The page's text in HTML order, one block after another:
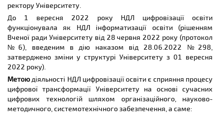
Research Lab functioned as the IT in Education Lab (by the
decision of the Academic Council of the University dated
June 28, 2022 (protocol No. 6), implemented by Order No.
298 dated June 28, 2022, changes in the structure of the
University were approved from September 1, 2022).
The aimof Digitization of Education Research Lab activities
is to facilitate the process of digital transformation of the
University on the basis of modern digital technologies
through organizational, scientific, methodological and
system support:
ректору Університету.
До 1 вересня 2022 року НДЛ цифровізації освіти
функціонувала як НДЛ інформатизації освіти (рішенням
Вченої ради Університету від 28 червня 2022 року (протокол
№6), введеним в дію наказом від 28.06.2022 №298,
затверджено зміни у структурі Університету з 01 вересня
2022 року).
Метою діяльності НДЛ цифровізації освіти є сприяння процесу
цифрової трансформації Університету на основі сучасних
цифрових технологій шляхом організаційного, науково-
методичного, системотехнічного забезпечення, а саме: